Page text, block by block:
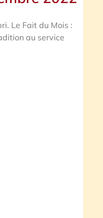
Le Fait du Mois :
au service